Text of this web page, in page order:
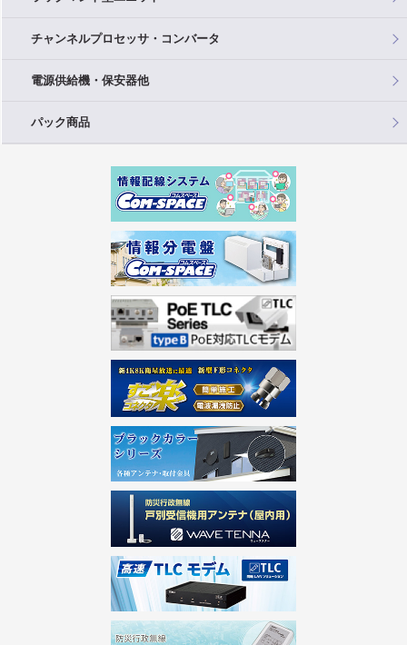
チャンネルプロセッサ・コンバータ
電源供給機・保安器他
パック商品